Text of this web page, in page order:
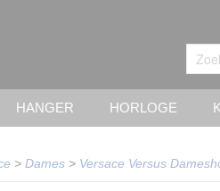
HANGER HORLOGE
> Dames > Versace Versus